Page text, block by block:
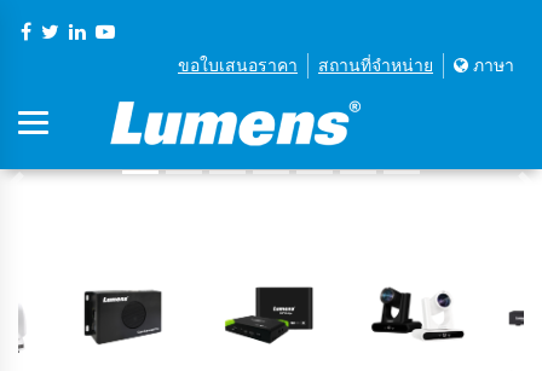
ขอใบเสนอราคา สถานที่จําหน่าย ภาษา